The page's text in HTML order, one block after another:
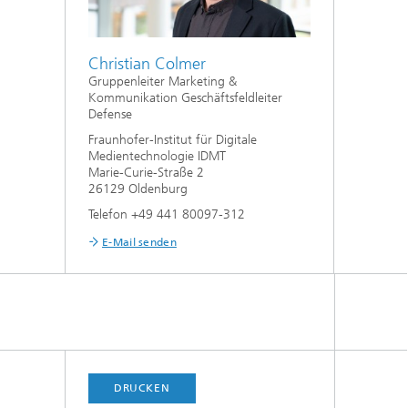
Christian Colmer
Gruppenleiter Marketing &
Kommunikation Geschäftsfeldleiter
Defense
Fraunhofer-Institut für Digitale
Medientechnologie IDMT
Marie-Curie-Straße 2
26129 Oldenburg
Telefon +49 441 80097-312
E-Mail senden
DRUCKEN